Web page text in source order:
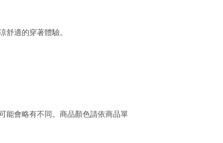
適的穿著體驗。
能會略有不同。商品顏色請依商品單